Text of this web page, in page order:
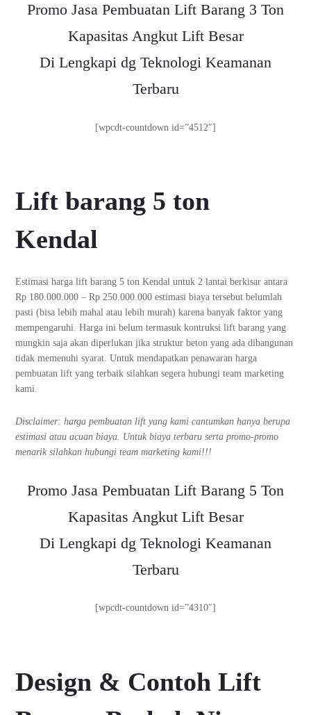
Promo Jasa Pembuatan Lift Barang 3 Ton
Kapasitas Angkut Lift Besar
Di Lengkapi dg Teknologi Keamanan
Terbaru
[wpcdt-countdown id=”4512″]
Lift barang 5 ton
Kendal
Estimasi harga lift barang 5 ton Kendal untuk 2 lantai berkisar antara
Rp 180.000.000 – Rp 250.000.000 estimasi biaya tersebut belumlah
pasti (bisa lebih mahal atau lebih murah) karena banyak faktor yang
mempengaruhi. Harga ini belum termasuk kontruksi lift barang yang
mungkin saja akan diperlukan jika struktur beton yang ada dibangunan
tidak memenuhi syarat. Untuk mendapatkan penawaran harga
pembuatan lift yang terbaik silahkan segera hubungi team marketing
kami.
Disclaimer: harga pembuatan lift yang kami cantumkan hanya berupa
estimasi atau acuan biaya. Untuk biaya terbaru serta promo-promo
menarik silahkan hubungi team marketing kami!!!
Promo Jasa Pembuatan Lift Barang 5 Ton
Kapasitas Angkut Lift Besar
Di Lengkapi dg Teknologi Keamanan
Terbaru
[wpcdt-countdown id=”4310″]
Design & Contoh Lift